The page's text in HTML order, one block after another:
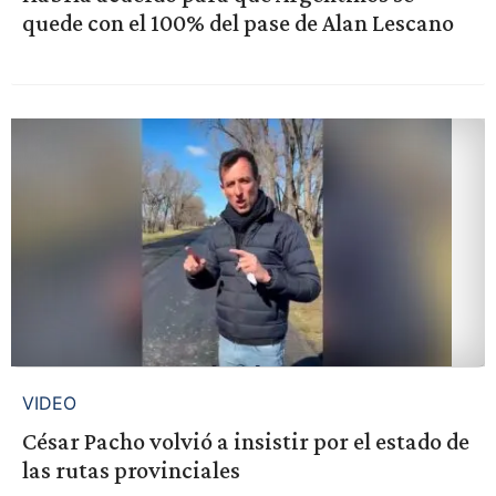
quede con el 100% del pase de Alan Lescano
VIDEO
César Pacho volvió a insistir por el estado de
las rutas provinciales